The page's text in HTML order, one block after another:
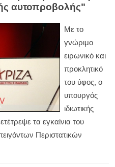
αυτοπροβολής"
Με το
γνώριμο
ειρωνικό και
προκλητικό
του ύφος, ο
υπουργός
ιδιωτικής
τα εγκαίνια του
Περιστατικών